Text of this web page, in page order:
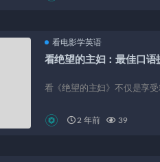
看电影学英语
看绝望的主妇：最佳口语
看《绝望的主妇》不仅是享
2 年前 39